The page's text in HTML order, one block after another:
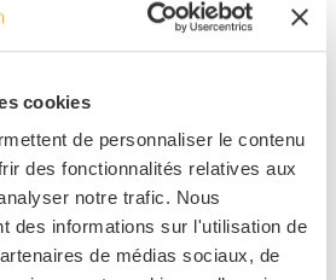
cookies
de personnaliser le contenu
des fonctionnalités relatives aux
notre trafic. Nous
des informations sur l'utilisation de
de médias sociaux, de
sur la porte de placard
?
entretien, coloris, praticité, tarif…
ou bien posez directement votre